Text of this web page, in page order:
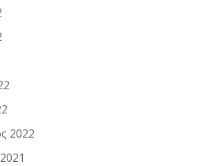
2022